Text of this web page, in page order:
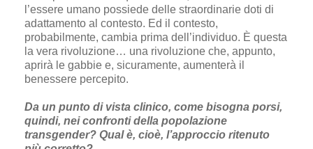
l’essere umano possiede delle straordinarie doti di
adattamento al contesto. Ed il contesto,
probabilmente, cambia prima dell’individuo. È questa
la vera rivoluzione… una rivoluzione che, appunto,
aprirà le gabbie e, sicuramente, aumenterà il
benessere percepito.
Da un punto di vista clinico, come bisogna porsi,
quindi, nei confronti della popolazione
transgender? Qual è, cioè, l’approccio ritenuto